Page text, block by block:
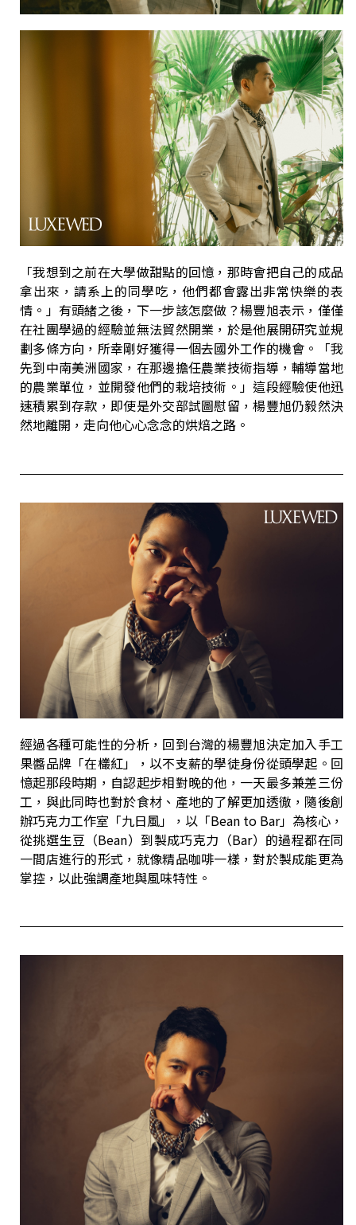
「我想到之前在大學做甜點的回憶，那時會把自己的成品
拿出來，請系上的同學吃，他們都會露出非常快樂的表
情。」有頭緒之後，下一步該怎麼做？楊豐旭表示，僅僅
在社團學過的經驗並無法貿然開業，於是他展開研究並規
劃多條方向，所幸剛好獲得一個去國外工作的機會。「我
先到中南美洲國家，在那邊擔任農業技術指導，輔導當地
的農業單位，並開發他們的栽培技術。」這段經驗使他迅
速積累到存款，即使是外交部試圖慰留，楊豐旭仍毅然決
然地離開，走向他心心念念的烘焙之路。
經過各種可能性的分析，回到台灣的楊豐旭決定加入手工
果醬品牌「在欉紅」，以不支薪的學徒身份從頭學起。回
憶起那段時期，自認起步相對晚的他，一天最多兼差三份
工，與此同時也對於食材、產地的了解更加透徹，隨後創
辦巧克力工作室「九日風」，以「Bean to Bar」為核心，
從挑選生豆（Bean）到製成巧克力（Bar）的過程都在同
一間店進行的形式，就像精品咖啡一樣，對於製成能更為
掌控，以此強調產地與風味特性。